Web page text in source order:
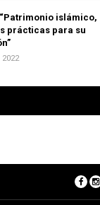
islámico,
prácticas para su